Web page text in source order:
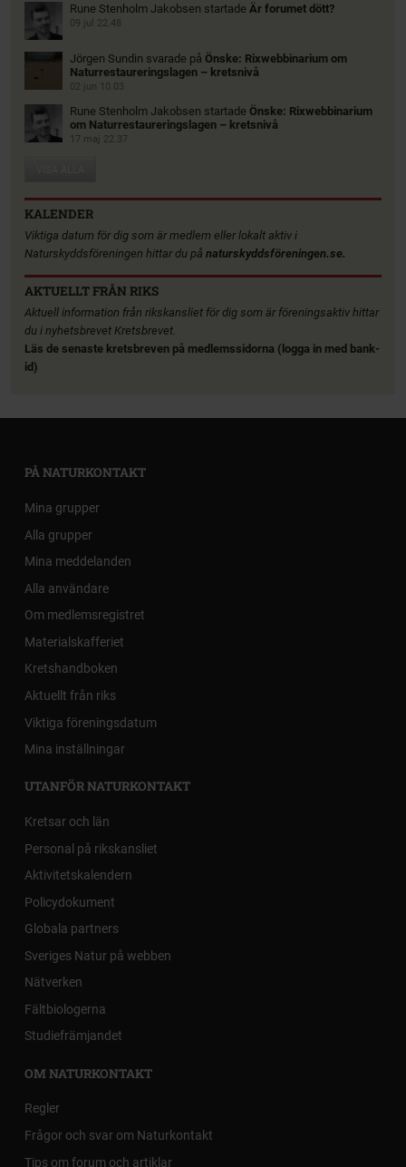
Rune Stenholm Jakobsen startade Är forumet dött?
09 jul 22.48
Jörgen Sundin svarade på Önske: Rixwebbinarium om
Naturrestaureringslagen – kretsnivå
02 jun 10.03
Rune Stenholm Jakobsen startade Önske: Rixwebbinarium
om Naturrestaureringslagen – kretsnivå
17 maj 22.37
KALENDER
Viktiga datum för dig som är medlem eller lokalt aktiv i
Naturskyddsföreningen hittar du pånaturskyddsföreningen.se.
AKTUELLT FRÅN RIKS
Aktuell information från rikskansliet för dig som är föreningsaktiv hittar
du i nyhetsbrevet Kretsbrevet.
Läs de senaste kretsbreven på medlemssidorna (logga in med bank-
id)
PÅ NATURKONTAKT
Mina grupper
Alla grupper
Mina meddelanden
Alla användare
Om medlemsregistret
Materialskafferiet
Kretshandboken
Aktuellt från riks
Viktiga föreningsdatum
Mina inställningar
UTANFÖR NATURKONTAKT
Kretsar och län
Personal på rikskansliet
Aktivitetskalendern
Policydokument
Globala partners
Sveriges Natur på webben
Nätverken
Fältbiologerna
Studiefrämjandet
OM NATURKONTAKT
Regler
Frågor och svar om Naturkontakt
Tips om forum och artiklar